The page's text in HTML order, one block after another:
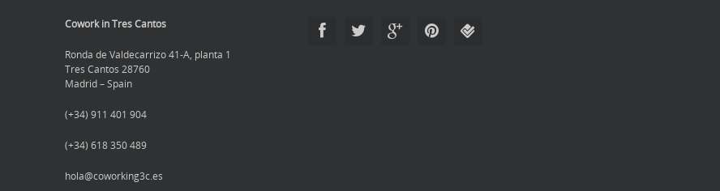
Cowork in Tres Cantos
Ronda de Valdecarrizo 41-A, planta 1
Tres Cantos 28760
Madrid – Spain
(+34) 911 401 904
(+34) 618 350 489
hola@coworking3c.es